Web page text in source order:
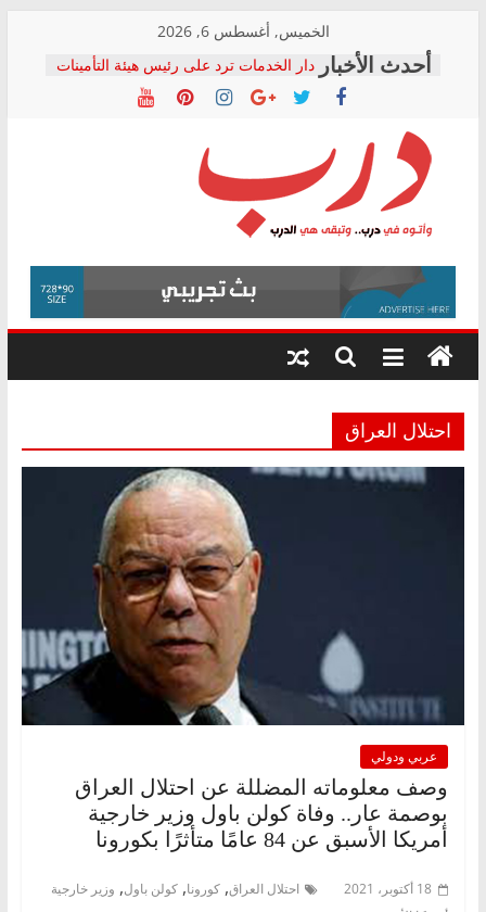
content
الخميس, أغسطس 6, 2026
دار الخدمات ترد على رئيس هيئة التأمينات
بعد مؤتمره الصحفي: إنكار الأزمة لا ينهي
معاناة أصحاب المعاشات.. ونطالب بكشف
فرحات سليمان يكتب: القطاع الصحي إلى
أين؟
حزب التحالف الشعبي يطلق لجنة “الحق
في الصحة” بالإسكندرية لرصد الانتهاكات
ودعم المرضى
الوزاري لمدينة الصحفيين.. وانتهاء أعمال
إنشاء المبنى الإداري
المجلس القومي لحقوق الإنسان يعلن
متابعة قضية الدكتور محمد زهران.. ويؤكد:
قرينة البراءة وضمانات المحاكمة العادلة
درب
وأتوه
درب..
وتبقى
هي
احتلال العراق
عربي ودولي
وصف معلوماته المضللة عن احتلال العراق
بوصمة عار.. وفاة كولن باول وزير خارجية
أمريكا الأسبق عن 84 عامًا متأثرًا بكورونا
18 أكتوبر، 2021 احتلال العراق, كورونا, كولن باول, وزير خارجية